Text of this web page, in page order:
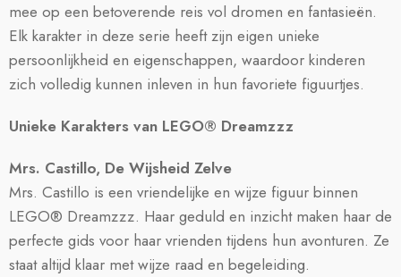
mee op een betoverende reis vol dromen en fantasieën.
Elk karakter in deze serie heeft zijn eigen unieke
persoonlijkheid en eigenschappen, waardoor kinderen
zich volledig kunnen inleven in hun favoriete figuurtjes.
Unieke Karakters van LEGO® Dreamzzz
Mrs. Castillo, De Wijsheid Zelve
Mrs. Castillo is een vriendelijke en wijze figuur binnen
LEGO® Dreamzzz. Haar geduld en inzicht maken haar de
perfecte gids voor haar vrienden tijdens hun avonturen. Ze
staat altijd klaar met wijze raad en begeleiding.